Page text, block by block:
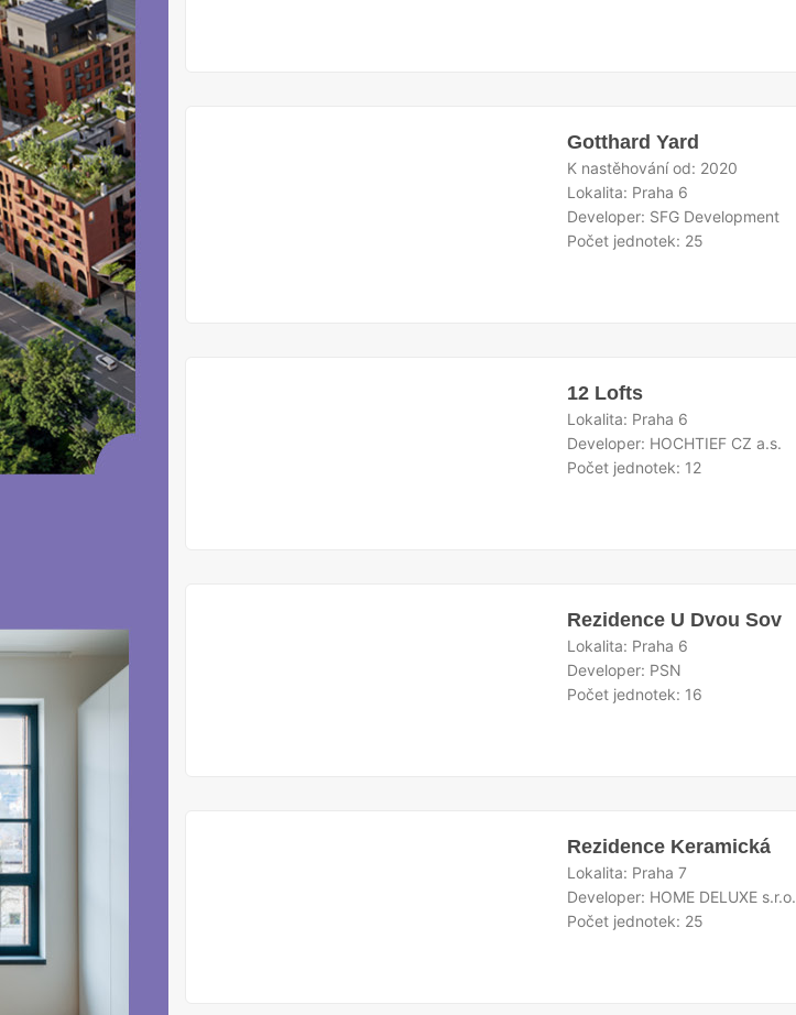
Gotthard Yard
K nastěhování od: 2020
Lokalita: Praha 6
Developer: SFG Development
Počet jednotek: 25
12 Lofts
Lokalita: Praha 6
Developer: HOCHTIEF CZ a.s.
Počet jednotek: 12
Rezidence U Dvou Sov
Lokalita: Praha 6
Developer: PSN
Počet jednotek: 16
Rezidence Keramická
Lokalita: Praha 7
Developer: HOME DELUXE s.r.o.
Počet jednotek: 25